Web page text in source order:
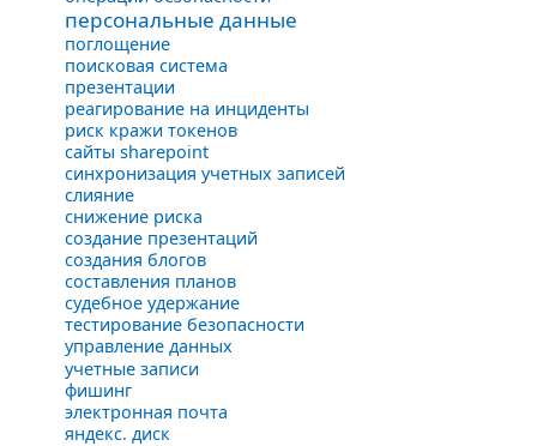
персональные данные
поглощение
поисковая система
презентации
реагирование на инциденты
риск кражи токенов
сайты sharepoint
синхронизация учетных записей
слияние
снижение риска
создание презентаций
создания блогов
составления планов
судебное удержание
тестирование безопасности
управление данных
учетные записи
фишинг
электронная почта
яндекс. диск